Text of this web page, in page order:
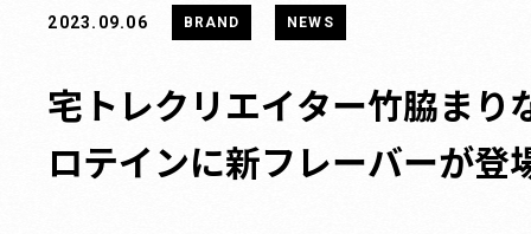
2023.09.06 BRAND NEWS
宅トレクリエイター竹脇ま
ロテインに新フレーバーが